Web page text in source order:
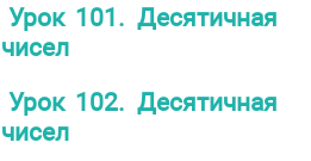
Урок 101. Десятичная
Урок 102. Десятичная